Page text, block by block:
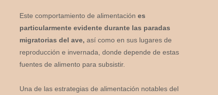
Este comportamiento de alimentación es
particularmente evidente durante las paradas
migratorias del ave, así como en sus lugares de
reproducción e invernada, donde depende de estas
fuentes de alimento para subsistir.
Una de las estrategias de alimentación notables del